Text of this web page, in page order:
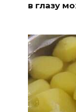
в глазу